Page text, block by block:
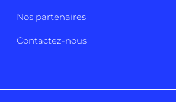
Nos partenaires
Contactez-nous